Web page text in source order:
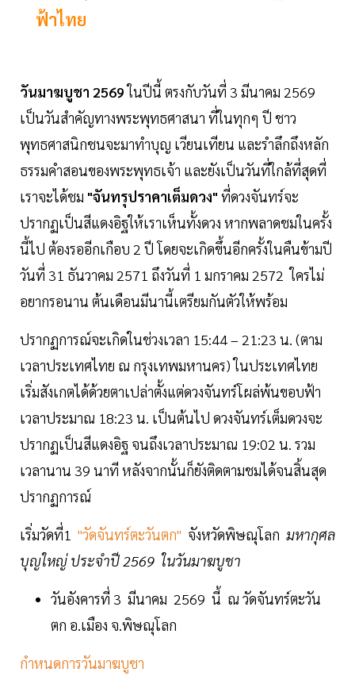
ฟ้าไทย
วันมาฆบูชา 2569ในปีนี้ ตรงกับวันที่ 3 มีนาคม 2569
เป็นวันสำคัญทางพระพุทธศาสนา ที่ในทุกๆ ปี ชาว
พุทธศาสนิกชนจะมาทำบุญ เวียนเทียน และรำลึกถึงหลัก
ธรรมคำสอนของพระพุทธเจ้า และยังเป็นวันที่ใกล้ที่สุดที่
เราจะได้ชม "จันทรุปราคาเต็มดวง" ที่ดวงจันทร์จะ
ปรากฏเป็นสีแดงอิฐให้เราเห็นทั้งดวง หากพลาดชมในครั้ง
นี้ไป ต้องรออีกเกือบ 2 ปี โดยจะเกิดขึ้นอีกครั้งในคืนข้ามปี
วันที่ 31 ธันวาคม 2571 ถึงวันที่ 1 มกราคม 2572 ใครไม่
อยากรอนาน ต้นเดือนมีนานี้เตรียมกันตัวให้พร้อม
ปรากฏการณ์จะเกิดในช่วงเวลา 15:44 – 21:23 น. (ตาม
เวลาประเทศไทย ณ กรุงเทพมหานคร) ในประเทศไทย
เริ่มสังเกตได้ด้วยตาเปล่าตั้งแต่ดวงจันทร์โผล่พ้นขอบฟ้า
เวลาประมาณ 18:23 น. เป็นต้นไป ดวงจันทร์เต็มดวงจะ
ปรากฏเป็นสีแดงอิฐ จนถึงเวลาประมาณ 19:02 น. รวม
เวลานาน 39 นาที หลังจากนั้นก็ยังติดตามชมได้จนสิ้นสุด
ปรากฏการณ์
เริ่มวัดที่1 "วัดจันทร์ตะวันตก" จังหวัดพิษณุโลก มหากุศล
บุญใหญ่ ประจำปี 2569 ในวันมาฆบูชา
วันอังคารที่ 3 มีนาคม 2569 นี้ ณ วัดจันทร์ตะวัน
ตก อ.เมือง จ.พิษณุโลก
กำหนดการวันมาฆบูชา